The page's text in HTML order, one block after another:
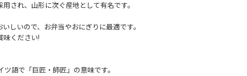
され、山形に次ぐ産地として有名です。
しいので、お弁当やおにぎりに最適です。
味ください!
語で「巨匠・師匠」の意味です。